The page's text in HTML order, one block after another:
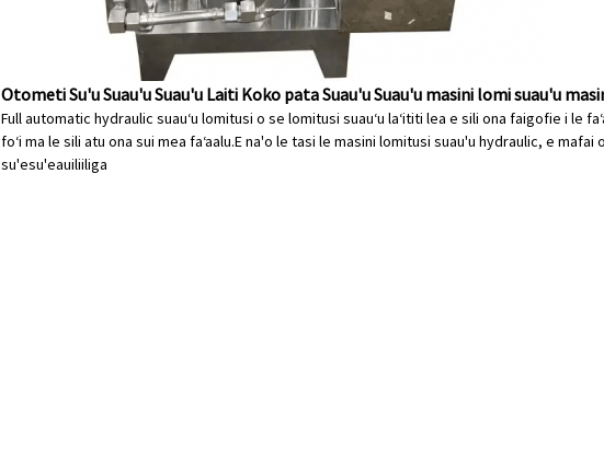
Otometi Su'u Suau'u Suau'u Laiti Koko pata Suau'u Suau'u masini lomi suau'u
Full automatic hydraulic suauʻu lomitusi o se lomitusi suauʻu laʻititi lea e sili ona faigofie i le
foʻi ma le sili atu ona sui mea faʻaalu.E na'o le tasi le masini lomitusi suau'u hydraulic, e
su'esu'eauiliiliga